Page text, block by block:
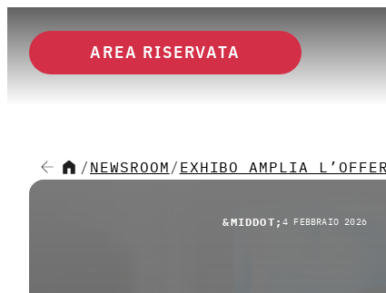
AREA RISERVATA
Menu
CHI SIAMO
/ NEWSROOM / EXHIBO AMPLIA
&MIDDOT; 4 FEBBRAIO 2026